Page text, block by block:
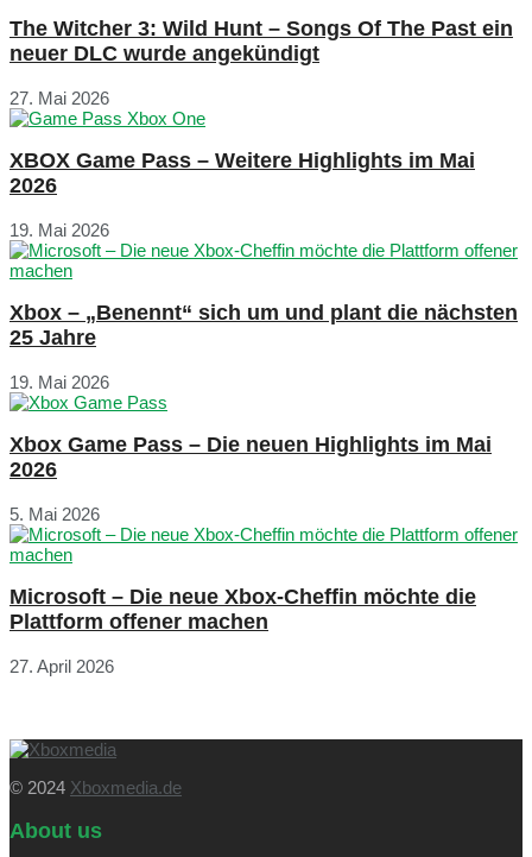
The Witcher 3: Wild Hunt – Songs Of The Past ein
neuer DLC wurde angekündigt
27. Mai 2026
XBOX Game Pass – Weitere Highlights im Mai
2026
19. Mai 2026
Xbox – „Benennt“ sich um und plant die nächsten
25 Jahre
19. Mai 2026
Xbox Game Pass – Die neuen Highlights im Mai
2026
5. Mai 2026
Microsoft – Die neue Xbox-Cheffin möchte die
Plattform offener machen
27. April 2026
© 2024 Xboxmedia.de
About us